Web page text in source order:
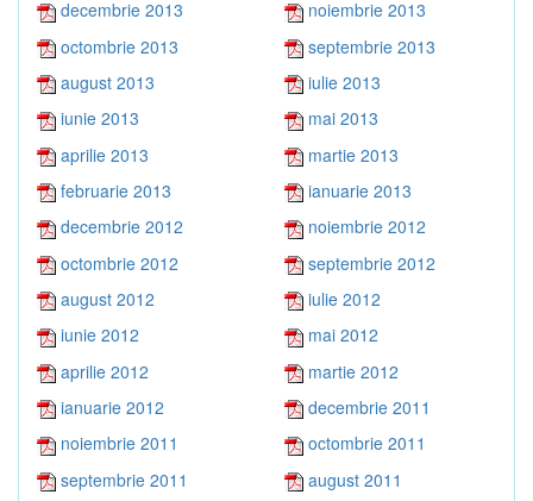
decembrie 2013
noiembrie 2013
octombrie 2013
septembrie 2013
august 2013
iulie 2013
iunie 2013
mai 2013
aprilie 2013
martie 2013
februarie 2013
ianuarie 2013
decembrie 2012
noiembrie 2012
octombrie 2012
septembrie 2012
august 2012
iulie 2012
iunie 2012
mai 2012
aprilie 2012
martie 2012
ianuarie 2012
decembrie 2011
noiembrie 2011
octombrie 2011
septembrie 2011
august 2011